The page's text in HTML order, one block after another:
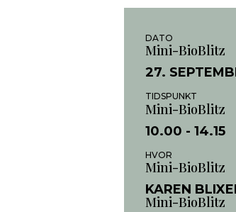
DATO
Mini-BioBlitz
27.
TIDSPUNKT
Mini-BioBlitz
10.00 - 14.15
HVOR
Mini-BioBlitz
KAREN
Mini-BioBlitz